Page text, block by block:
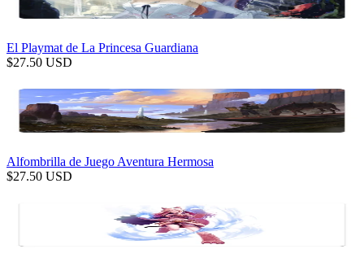
El Playmat de La Princesa Guardiana
$27.50 USD
Alfombrilla de Juego Aventura Hermosa
$27.50 USD